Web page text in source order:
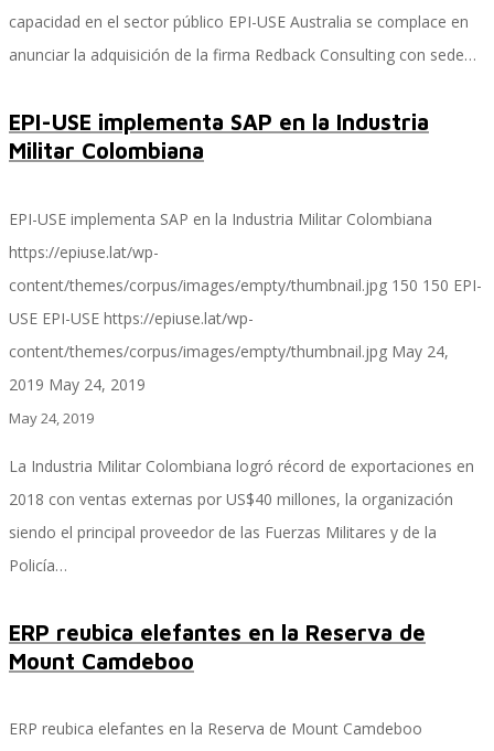
Implementación Employee Central Payroll
Learning and Development
capacidad en el sector público EPI-USE Australia se complace en
anunciar la adquisición de la firma Redback Consulting con sede…
EPI-USE implementa SAP en la Industria
Militar Colombiana
EPI-USE implementa SAP en la Industria Militar Colombiana
https://epiuse.lat/wp-
content/themes/corpus/images/empty/thumbnail.jpg 150 150 EPI-
USE EPI-USE https://epiuse.lat/wp-
content/themes/corpus/images/empty/thumbnail.jpg May 24,
2019 May 24, 2019
May 24, 2019
La Industria Militar Colombiana logró récord de exportaciones en
2018 con ventas externas por US$40 millones, la organización
siendo el principal proveedor de las Fuerzas Militares y de la
Policía…
ERP reubica elefantes en la Reserva de
Mount Camdeboo
ERP reubica elefantes en la Reserva de Mount Camdeboo